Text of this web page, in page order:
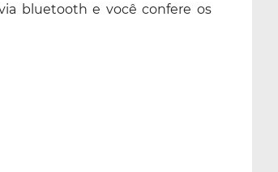
bluetooth e você confere os